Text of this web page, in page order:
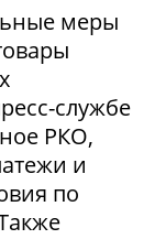
меры
службе
РКО,
и
по